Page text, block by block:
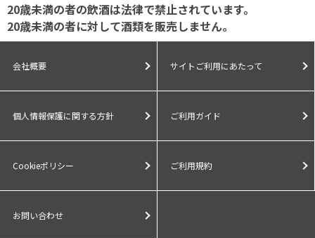
20歳未満の者の飲酒は法律で禁止されています。
20歳未満の者に対して酒類を販売しません。
会社概要 サイトご利用にあたって
個人情報保護に関する方針 ご利用ガイド
Cookieポリシー ご利用規約
お問い合わせ